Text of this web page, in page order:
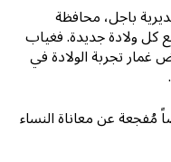
باجل، محافظة
كل ولادة جديدة. فغياب
غمار تجربة الولادة في
عن معاناة النساء